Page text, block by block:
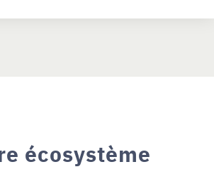
écosystème